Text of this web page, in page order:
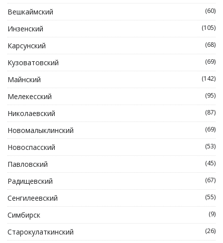
Вешкаймский (60)
Инзенский (105)
Карсунский (68)
Кузоватовский (69)
Майнский (142)
Мелекесский (95)
Николаевский (87)
Новомалыклинский (69)
Новоспасский (53)
Павловский (45)
Радищевский (67)
Сенгилеевский (55)
Симбирск (9)
Старокулаткинский (26)